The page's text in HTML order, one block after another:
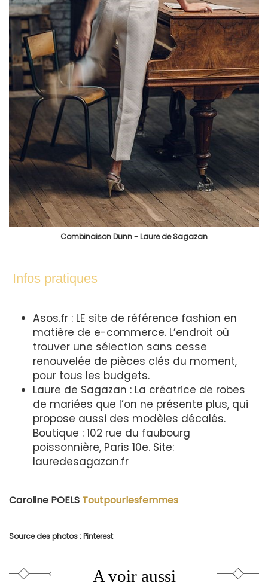
Combinaison Dunn - Laure de Sagazan
Infos pratiques
Asos.fr : LE site de référence fashion en
matière de e-commerce. L’endroit où
trouver une sélection sans cesse
renouvelée de pièces clés du moment,
pour tous les budgets.
Laure de Sagazan : La créatrice de robes
de mariées que l’on ne présente plus, qui
propose aussi des modèles décalés.
Boutique : 102 rue du faubourg
poissonnière, Paris 10e. Site:
lauredesagazan.fr
Caroline POELS Toutpourlesfemmes
Source des photos : Pinterest
A voir aussi